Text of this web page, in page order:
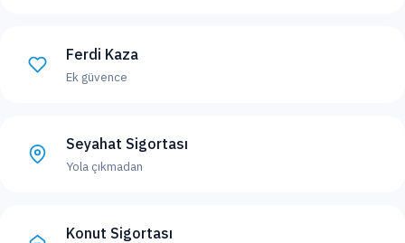
Ferdi Kaza
Ek güvence
Seyahat Sigortası
Yola çıkmadan
Konut Sigortası